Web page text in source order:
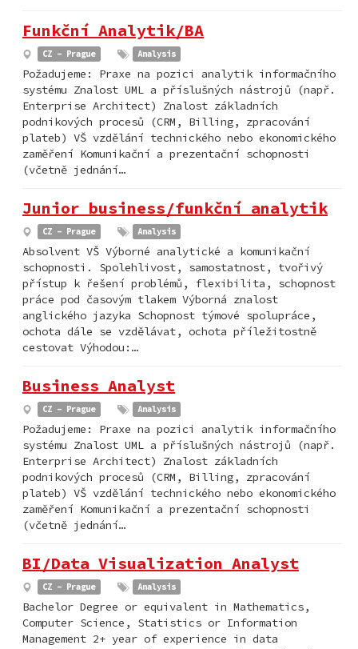
Funkční Analytik/BA
CZ - Prague Analysis
Požadujeme: Praxe na pozici analytik informačního
systému Znalost UML a příslušných nástrojů (např.
Enterprise Architect) Znalost základních
podnikových procesů (CRM, Billing, zpracování
plateb) VŠ vzdělání technického nebo ekonomického
zaměření Komunikační a prezentační schopnosti
(včetně jednání…
Junior business/funkční analytik
CZ - Prague Analysis
Absolvent VŠ Výborné analytické a komunikační
schopnosti. Spolehlivost, samostatnost, tvořivý
přístup k řešení problémů, flexibilita, schopnost
práce pod časovým tlakem Výborná znalost
anglického jazyka Schopnost týmové spolupráce,
ochota dále se vzdělávat, ochota příležitostně
cestovat Výhodou:…
Business Analyst
CZ - Prague Analysis
Požadujeme: Praxe na pozici analytik informačního
systému Znalost UML a příslušných nástrojů (např.
Enterprise Architect) Znalost základních
podnikových procesů (CRM, Billing, zpracování
plateb) VŠ vzdělání technického nebo ekonomického
zaměření Komunikační a prezentační schopnosti
(včetně jednání…
BI/Data Visualization Analyst
CZ - Prague Analysis
Bachelor Degree or equivalent in Mathematics,
Computer Science, Statistics or Information
Management 2+ year of experience in data